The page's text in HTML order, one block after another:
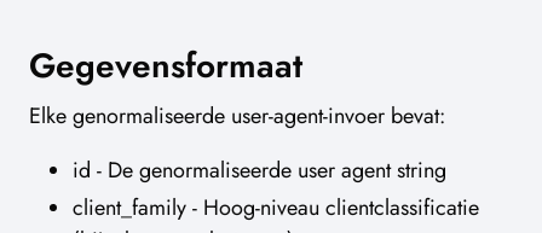
Gegevensformaat
Elke genormaliseerde user-agent-invoer bevat:
id - De genormaliseerde user agent string
client_family - Hoog-niveau clientclassificatie